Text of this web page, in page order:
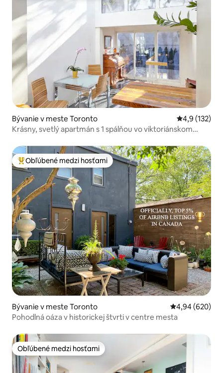
Bývanie v meste Toronto Priemerné
4,9 (132)
Krásny, svetlý apartmán s 1 spálňou vo viktoriánskom
Najobľúbenejšie medzi hosťami
Obľúbené medzi hosťami
Bývanie v meste Toronto Priemerné
4,94 (620)
Pohodlná oáza v historickej štvrti v centre mesta
Obľúbené medzi hosťami
Obľúbené medzi hosťami